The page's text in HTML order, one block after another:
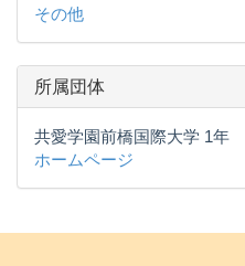
その他
所属団体
共愛学園前橋国際大学 1年
ホームページ